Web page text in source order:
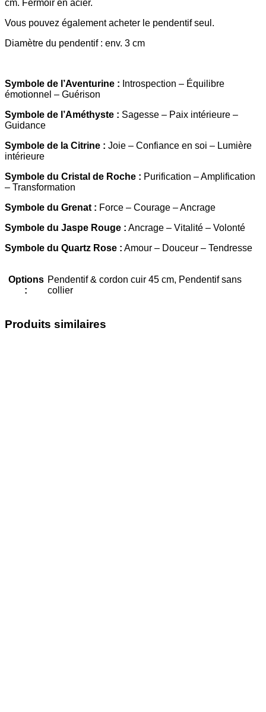
cm. Fermoir en acier.
Vous pouvez également acheter le pendentif seul.
Diamètre du pendentif : env. 3 cm
Symbole de l’Aventurine : Introspection – Équilibre
émotionnel – Guérison
Symbole de l’Améthyste : Sagesse – Paix intérieure –
Guidance
Symbole de la Citrine : Joie – Confiance en soi – Lumière
intérieure
Symbole du Cristal de Roche : Purification – Amplification
– Transformation
Symbole du Grenat : Force – Courage – Ancrage
Symbole du Jaspe Rouge : Ancrage – Vitalité – Volonté
Symbole du Quartz Rose : Amour – Douceur – Tendresse
Options
:
Pendentif & cordon cuir 45 cm, Pendentif sans
collier
Produits similaires